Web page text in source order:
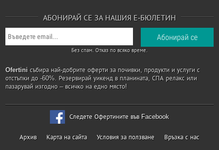
АБОНИРАЙ СЕ ЗА НАШИЯ Е-БЮЛЕТИН
Без спам. Отказ по всяко време.
Ofertini събира най-добрите оферти за почивки, продукти и услуги с
отстъпки до -60%. Резервирай уикенд в планината, СПА релакс или
пазарувай изгодно – всичко на едно място!
Следете Офертините във Facebook
Архив Карта на сайта Условия за ползване Връзка с нас